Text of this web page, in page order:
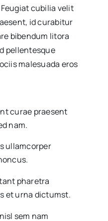
cubilia velit
id curabitur
bibendum litora
pellentesque
malesuada eros
curae praesent
nam.
ullamcorper
pharetra
et urna dictumst.
sem nam